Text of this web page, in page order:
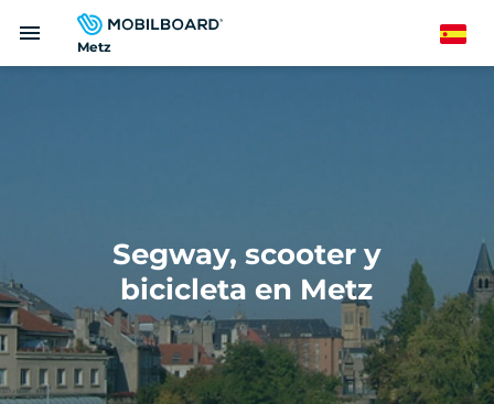
Metz
menu Spanish
Segway, scooter y
bicicleta en Metz